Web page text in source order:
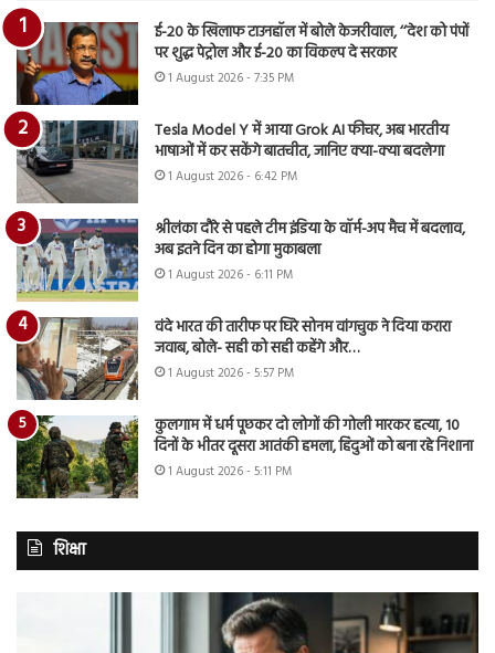
ई-20 के खिलाफ टाउनहॉल में बोले केजरीवाल, ‘‘देश को पंपों
पर शुद्ध पेट्रोल और ई-20 का विकल्प दे सरकार
1 August 2026 - 7:35 PM
Tesla Model Y में आया Grok AI फीचर, अब भारतीय
भाषाओं में कर सकेंगे बातचीत, जानिए क्या-क्या बदलेगा
1 August 2026 - 6:42 PM
श्रीलंका दौरे से पहले टीम इंडिया के वॉर्म-अप मैच में बदलाव,
अब इतने दिन का होगा मुकाबला
1 August 2026 - 6:11 PM
वंदे भारत की तारीफ पर घिरे सोनम वांगचुक ने दिया करारा
जवाब, बोले- सही को सही कहेंगे और…
1 August 2026 - 5:57 PM
कुलगाम में धर्म पूछकर दो लोगों की गोली मारकर हत्या, 10
दिनों के भीतर दूसरा आतंकी हमला, हिंदुओं को बना रहे निशाना
1 August 2026 - 5:11 PM
शिक्षा